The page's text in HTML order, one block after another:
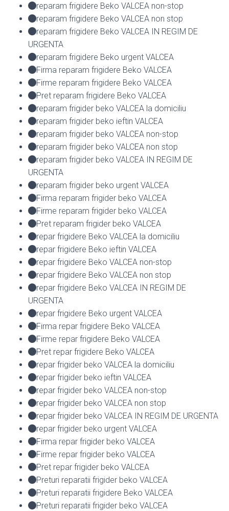
reparam frigidere Beko VALCEA non-stop
reparam frigidere Beko VALCEA non stop
reparam frigidere Beko VALCEA IN REGIM DE
URGENTA
reparam frigidere Beko urgent VALCEA
Firma reparam frigidere Beko VALCEA
Firme reparam frigidere Beko VALCEA
Pret reparam frigidere Beko VALCEA
reparam frigider beko VALCEA la domiciliu
reparam frigider beko ieftin VALCEA
reparam frigider beko VALCEA non-stop
reparam frigider beko VALCEA non stop
reparam frigider beko VALCEA IN REGIM DE
URGENTA
reparam frigider beko urgent VALCEA
Firma reparam frigider beko VALCEA
Firme reparam frigider beko VALCEA
Pret reparam frigider beko VALCEA
repar frigidere Beko VALCEA la domiciliu
repar frigidere Beko ieftin VALCEA
repar frigidere Beko VALCEA non-stop
repar frigidere Beko VALCEA non stop
repar frigidere Beko VALCEA IN REGIM DE
URGENTA
repar frigidere Beko urgent VALCEA
Firma repar frigidere Beko VALCEA
Firme repar frigidere Beko VALCEA
Pret repar frigidere Beko VALCEA
repar frigider beko VALCEA la domiciliu
repar frigider beko ieftin VALCEA
repar frigider beko VALCEA non-stop
repar frigider beko VALCEA non stop
repar frigider beko VALCEA IN REGIM DE URGENTA
repar frigider beko urgent VALCEA
Firma repar frigider beko VALCEA
Firme repar frigider beko VALCEA
Pret repar frigider beko VALCEA
Preturi reparatii frigider beko VALCEA
Preturi reparatii frigidere Beko VALCEA
Preturi reparatii frigider beko VALCEA